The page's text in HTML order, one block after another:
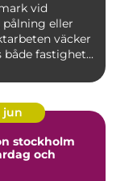
vid
eller
väcker
fastighet...
jun
stockholm
och